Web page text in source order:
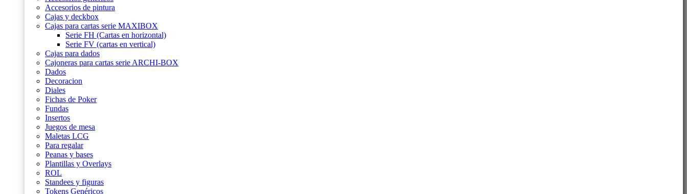
Accesorios de pintura
Cajas y deckbox
Cajas para cartas serie MAXIBOX
Serie FH (Cartas en horizontal)
Serie FV (cartas en vertical)
Cajas para dados
Cajoneras para cartas serie ARCHI-BOX
Dados
Decoracion
Diales
Fichas de Poker
Fundas
Insertos
Juegos de mesa
Maletas LCG
Para regalar
Peanas y bases
Plantillas y Overlays
ROL
Standees y figuras
Tokens Genéricos